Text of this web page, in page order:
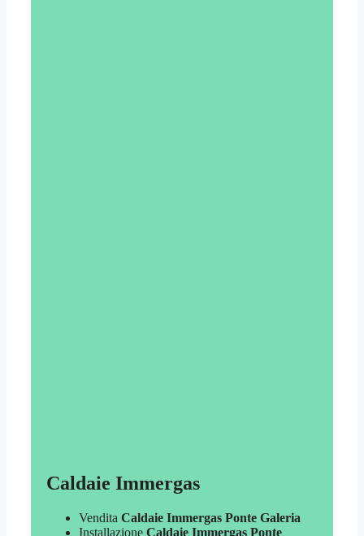
Caldaie Immergas
Vendita Caldaie Immergas Ponte Galeria
Installazione Caldaie Immergas Ponte